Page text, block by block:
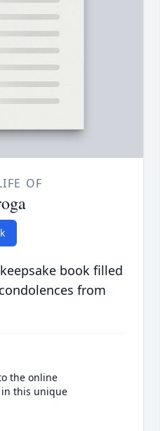
OF
book filled
from
the online
this unique